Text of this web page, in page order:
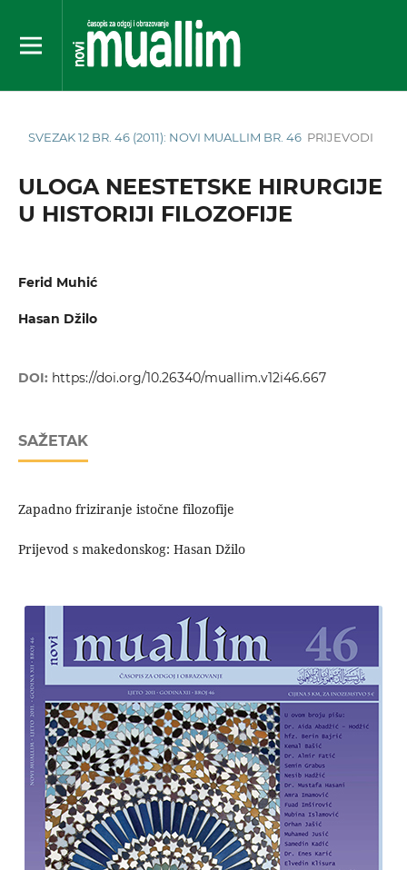
SVEZAK 12 BR. 46 (2011): NOVI MUALLIM BR. 46 PRIJEVODI
ULOGA NEESTETSKE HIRURGIJE
U HISTORIJI FILOZOFIJE
Ferid Muhić
Hasan Džilo
DOI: https://doi.org/10.26340/muallim.v12i46.667
SAŽETAK
Zapadno friziranje istočne filozofije
Prijevod s makedonskog: Hasan Džilo